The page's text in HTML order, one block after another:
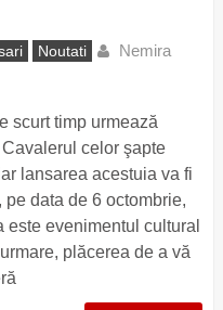
Noutati Nemira
scurt timp urmează
celor şapte
lansarea acestuia va fi
data de 6 octombrie,
evenimentul cultural
plăcerea de a vă